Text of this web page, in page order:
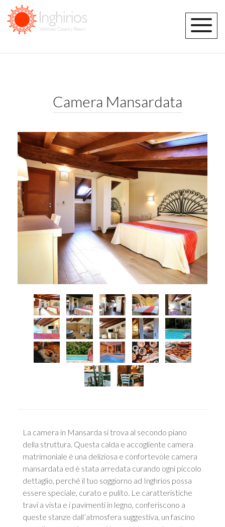
Camera Mansardata
La camera in Mansarda si trova al secondo piano
della struttura. Questa calda e accogliente camera
matrimoniale è una deliziosa e confortevole camera
mansardata ed è stata arredata curando ogni piccolo
dettaglio, perché il tuo soggiorno ad Inghrios possa
essere speciale, curato e pulito. Le caratteristiche
travi a vista e i pavimenti in legno, conferiscono a
queste stanze dall’atmosfera suggestiva, un fascino